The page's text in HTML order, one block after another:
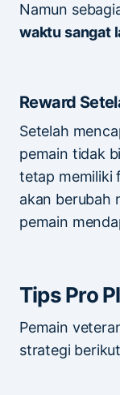
Namun
waktu sangat
Reward
Setelah
pemain tidak
tetap memiliki
akan berubah
pemain
Tips Pro
Pemain
strategi